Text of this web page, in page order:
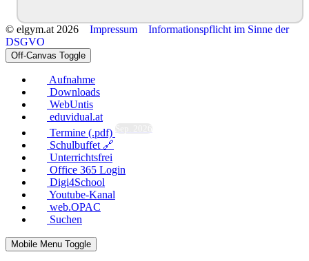
© elgym.at 2026 Impressum
Informationspflicht im Sinne der
DSGVO
Off-Canvas Toggle
Aufnahme
Downloads
WebUntis
eduvidual.at
Termine (.pdf)
Schulbuffet 🔗
Unterrichtsfrei
Office 365 Login
Digi4School
Youtube-Kanal
web.OPAC
Suchen
Mobile Menu Toggle